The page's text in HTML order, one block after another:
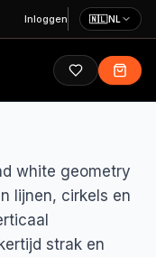
Inloggen 🇳🇱NL
white geometry
lijnen, cirkels en
strak en